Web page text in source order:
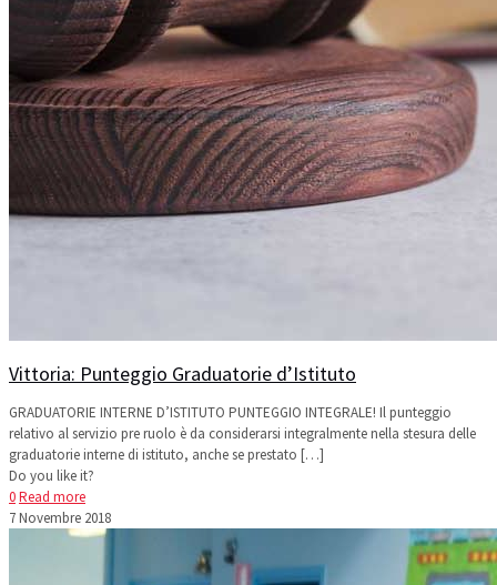
Vittoria: Punteggio Graduatorie d’Istituto
GRADUATORIE INTERNE D’ISTITUTO PUNTEGGIO INTEGRALE! Il punteggio
relativo al servizio pre ruolo è da considerarsi integralmente nella stesura delle
graduatorie interne di istituto, anche se prestato […]
Do you like it?
0Read more
7 Novembre 2018